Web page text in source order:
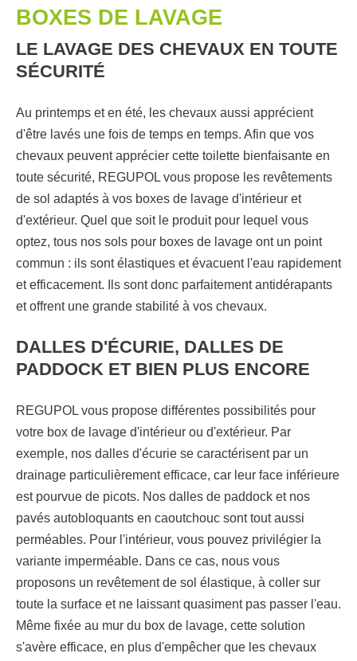
BOXES DE LAVAGE
LE LAVAGE DES CHEVAUX EN TOUTE
SÉCURITÉ
Au printemps et en été, les chevaux aussi apprécient
d'être lavés une fois de temps en temps. Afin que vos
chevaux peuvent apprécier cette toilette bienfaisante en
toute sécurité, REGUPOL vous propose les revêtements
de sol adaptés à vos boxes de lavage d'intérieur et
d'extérieur. Quel que soit le produit pour lequel vous
optez, tous nos sols pour boxes de lavage ont un point
commun : ils sont élastiques et évacuent l'eau rapidement
et efficacement. Ils sont donc parfaitement antidérapants
et offrent une grande stabilité à vos chevaux.
DALLES D'ÉCURIE, DALLES DE
PADDOCK ET BIEN PLUS ENCORE
REGUPOL vous propose différentes possibilités pour
votre box de lavage d'intérieur ou d'extérieur. Par
exemple, nos dalles d'écurie se caractérisent par un
drainage particulièrement efficace, car leur face inférieure
est pourvue de picots. Nos dalles de paddock et nos
pavés autobloquants en caoutchouc sont tout aussi
perméables. Pour l'intérieur, vous pouvez privilégier la
variante imperméable. Dans ce cas, nous vous
proposons un revêtement de sol élastique, à coller sur
toute la surface et ne laissant quasiment pas passer l'eau.
Même fixée au mur du box de lavage, cette solution
s'avère efficace, en plus d'empêcher que les chevaux